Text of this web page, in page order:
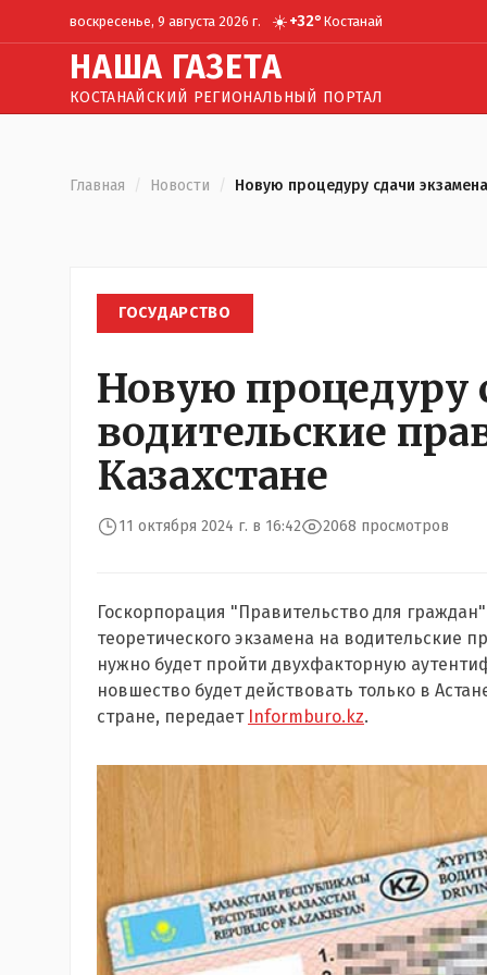
воскресенье, 9 августа 2026 г. ☀️+32° Костанай
НАША ГАЗЕТА
КОСТАНАЙСКИЙ РЕГИОНАЛЬНЫЙ ПОРТАЛ
Главная / Новости / Новую процедуру сдачи
ГОСУДАРСТВО
Новую процедуру
водительские
Казахстане
11 октября 2024 г. в 16:42 2068 просмотров
Госкорпорация "Правительство для
теоретического экзамена на водительские
нужно будет пройти двухфакторную
новшество будет действовать только в
стране, передает Informburo.kz.